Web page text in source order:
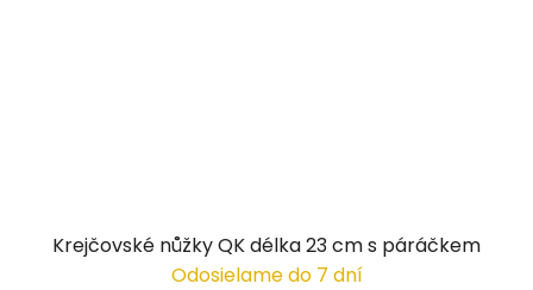
Krejčovské nůžky QK délka 23 cm s páráčkem
Odosielame do 7 dní